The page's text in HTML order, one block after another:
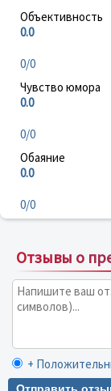
Объективность
0.0
0/0
Чувство юмора
0.0
0/0
Обаяние
0.0
0/0
Отзывы о
+
Отправить